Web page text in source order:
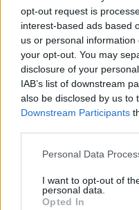
opt-out request is
interest-based ads based
us or personal
your opt-out. You may
disclosure of your
IAB’s list of downstream
also be disclosed by us to
Downstream Participants
Personal Data
I want to opt-out of
personal data.
Opted In
Facebook
Tags:ΑΓΛΑΙΑ
ΟΛΛΑΝΔΟΣ ΚΛΟΟΥΝ,
ΤΡΑΥΜΑΤΑ